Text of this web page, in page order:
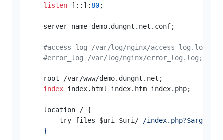
listen [::]: 80;
    server_name demo.dungnt.net.conf;
#access_log /var/log/nginx/access_log.log;
#error_log /var/log/nginx/error_log.log;
    root /var/www/demo.dungnt.net;
index index.html index.htm index.php;
    location / {
        try_files $uri $uri/
/index.php?$args;
    }